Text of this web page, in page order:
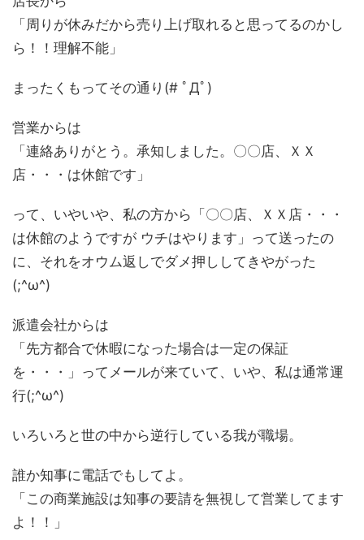
「周りが休みだから売り上げ取れると思ってるのかし
ら！！理解不能」
まったくもってその通り(# ﾟДﾟ)
営業からは
「連絡ありがとう。承知しました。〇〇店、ＸＸ
店・・・は休館です」
って、いやいや、私の方から「〇〇店、ＸＸ店・・・
は休館のようですが ウチはやります」って送ったの
に、それをオウム返しでダメ押ししてきやがった
(;^ω^)
派遣会社からは
「先方都合で休暇になった場合は一定の保証
を・・・」ってメールが来ていて、いや、私は通常運
行(;^ω^)
いろいろと世の中から逆行している我が職場。
誰か知事に電話でもしてよ。
「この商業施設は知事の要請を無視して営業してます
よ！！」